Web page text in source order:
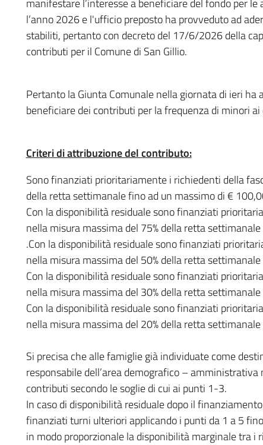
manifestare l’interesse a beneficiare del fondo per
l’anno 2026 e l'ufficio preposto ha provveduto ad
stabiliti, pertanto con decreto del 17/6/2026 della
contributi per il Comune di San Gillio.
Pertanto la Giunta Comunale nella giornata di ieri
beneficiare dei contributi per la frequenza di minori
Criteri di attribuzione del contributo:
Sono finanziati prioritariamente i richiedenti della
della retta settimanale fino ad un massimo di €
Con la disponibilità residuale sono finanziati
nella misura massima del 75% della retta
.Con la disponibilità residuale sono finanziati
nella misura massima del 50% della retta
Con la disponibilità residuale sono finanziati
nella misura massima del 30% della retta
Con la disponibilità residuale sono finanziati
nella misura massima del 20% della retta
Si precisa che alle famiglie già individuate come
responsabile dell’area demografico –
contributi secondo le soglie di cui ai punti 1-3.
In caso di disponibilità residuale dopo il
finanziati turni ulteriori applicando i punti da 1 a 5
in modo proporzionale la disponibilità marginale tra i